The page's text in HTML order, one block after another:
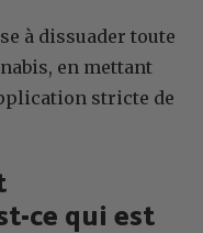
à dissuader toute
en mettant
stricte de
ce qui est